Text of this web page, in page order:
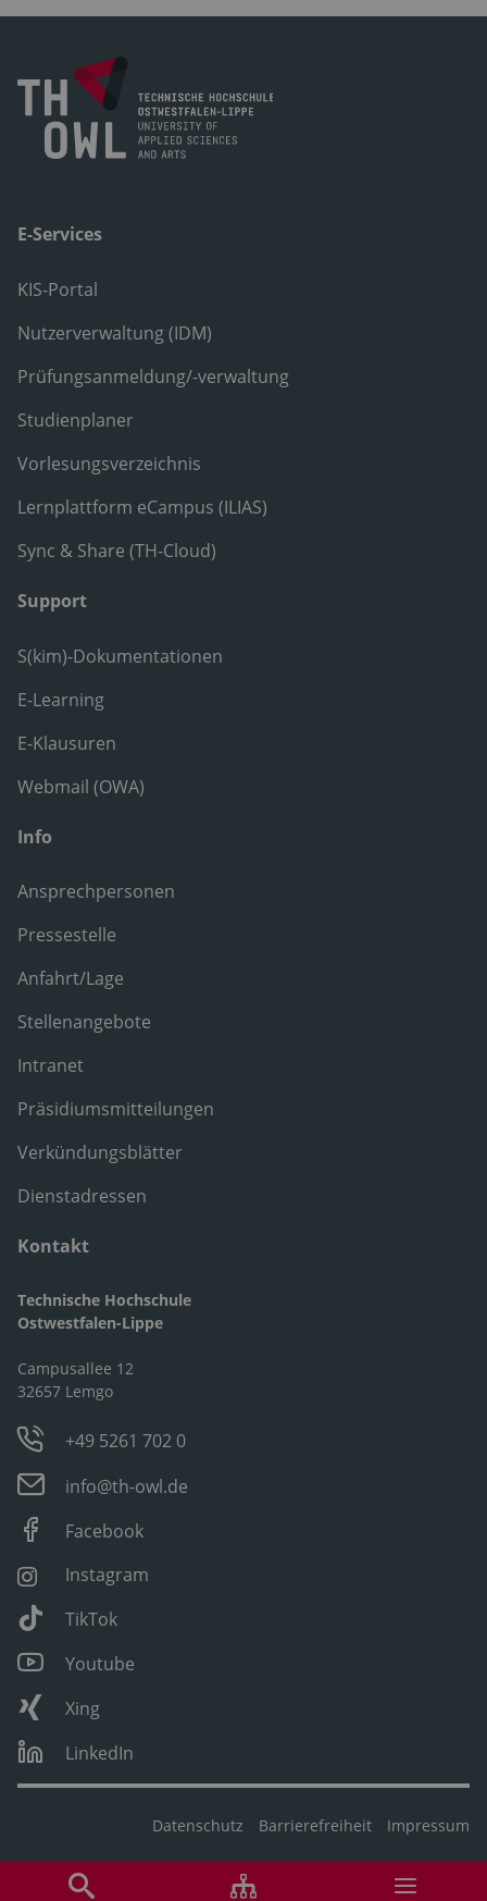
E-Services
KIS-Portal
Nutzerverwaltung (IDM)
Prüfungsanmeldung/-verwaltung
Studienplaner
Vorlesungsverzeichnis
Lernplattform eCampus (ILIAS)
Sync & Share (TH-Cloud)
Support
S(kim)-Dokumentationen
E-Learning
E-Klausuren
Webmail (OWA)
Info
Ansprechpersonen
Pressestelle
Anfahrt/Lage
Stellenangebote
Intranet
Präsidiumsmitteilungen
Verkündungsblätter
Dienstadressen
Kontakt
Technische Hochschule
Ostwestfalen-Lippe
Campusallee 12
32657 Lemgo
+49 5261 702 0
info@th-owl.de
Facebook
Instagram
TikTok
Youtube
Xing
LinkedIn
Datenschutz Barrierefreiheit Impressum